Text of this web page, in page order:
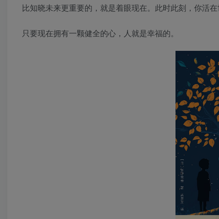
比知晓未来更重要的，就是着眼现在。此时此刻，你活
只要现在拥有一颗健全的心，人就是幸福的。